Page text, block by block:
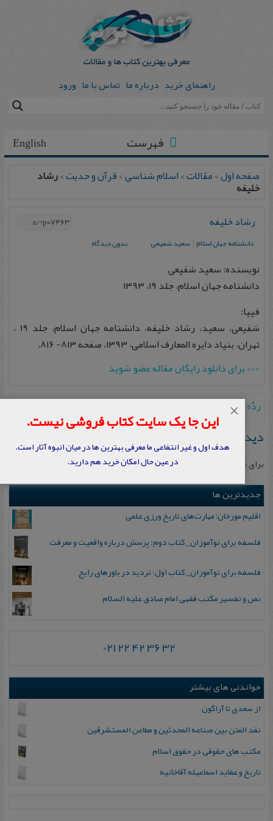
راهنمای خرید درباره ما تماس با ما ورود
English فهرست
صفحه اول>مقالات>اسلام شناسی>قرآن و حدیث>رشاد
خلیفه
رشاد خلیفه
دانشنامه جهان اسلام |سعید شفیعی بدون دیدگاه
نویسنده: سعید شفیعی
دانشنامه جهان اسلام، جلد ۱۹، ۱۳۹۳
فیپا:
شفیعی، سعید، رشاد خلیفه، دانشنامه جهان اسلام، جلد ۱۹ ،
تهران، بنیاد دایره المعارف اسلامی، ۱۳۹۳، صفحه ۸۱۳- ۸۱۶.
>>> برای دانلود رایگان مقاله عضو شوید
ردّه →
دیدگاهتان را بنویسید
برای نوشتن دیدگاه باید وارد بشوید.
جدیدترین ها
اقلیم مورخان؛ مهارت‌های تاریخ ورزی علمی
فلسفه برای نوآموزان_ کتاب دوم: پرسش درباره واقعیت و معرفت
فلسفه برای نوآموزان_ کتاب اول: تردید در باورهای رایج
نص و تفسیر مکتب فقهی امام صادق علیه السلام
021 22 42 36 32
خواندنی های بیشتر
از س‍ع‍دی‌ ت‍ا آراگ‍ون‌
نقد المتن بین صناعه المحدثین و مطاعن المستشرقین
م‍ک‍ت‍ب‌ ه‍ای‌ ح‍ق‍وقی‌ در ح‍ق‍وق‌ اس‍لام
ت‍اری‍خ‌ و ع‍ق‍ای‍د اس‍م‍اع‍ی‍ل‍ه‌ آق‍اخ‍ان‍ی‍ه‌
این جا یک سایت کتاب فروشی نیست.
هدف اول و غیر انتفاعی ما معرفی بهترین ها در میان انبوه آثار است.
در عین حال امکان خرید هم دارید.
×